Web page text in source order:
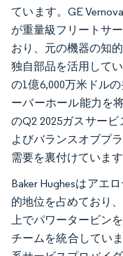
ています。GE
が重量級フリートサ
おり、元の機器の知
独自部品を活用して
の1億6,000万米ドル
ーバーホール能力を
のQ2 2025ガスサー
よびバランスオブプ
需要を裏付けています
Baker Hughesはアエ
的地位を占めており
上でパワータービン
チームを統合してい